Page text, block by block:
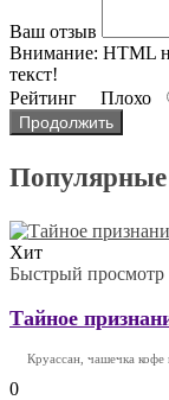
Ваш отзыв
Внимание: HTML
текст!
Рейтинг Плохо
Продолжить
Хит
Быстрый просмотр
Тайное
Круассан, чашечка кофе
0